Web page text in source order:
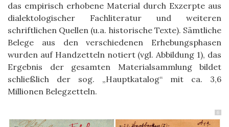
das empirisch erhobene Material durch Exzerpte aus
dialektologischer Fachliteratur und weiteren
schriftlichen Quellen (u.a. historische Texte). Sämtliche
Belege aus den verschiedenen Erhebungsphasen
wurden auf Handzetteln notiert (vgl. Abbildung 1), das
Ergebnis der gesamten Materialsammlung bildet
schließlich der sog. „Hauptkatalog“ mit ca. 3,6
Millionen Belegzetteln.
6